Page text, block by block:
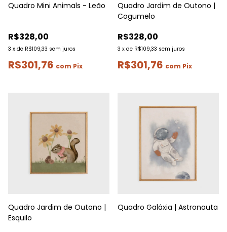
Quadro Mini Animals - Leão
R$328,00
3 x de R$109,33 sem juros
R$301,76 com Pix
Quadro Jardim de Outono |
Cogumelo
R$328,00
3 x de R$109,33 sem juros
R$301,76 com Pix
Quadro Jardim de Outono |
Esquilo
Quadro Galáxia | Astronauta